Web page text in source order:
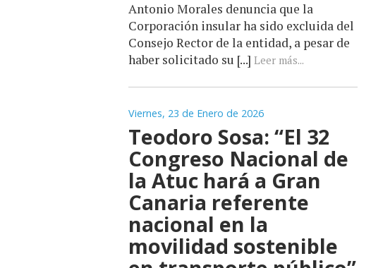
Antonio Morales denuncia que la
Corporación insular ha sido excluida del
Consejo Rector de la entidad, a pesar de
haber solicitado su [...] Leer más...
Viernes, 23 de Enero de 2026
Teodoro Sosa: “El 32
Congreso Nacional de
la Atuc hará a Gran
Canaria referente
nacional en la
movilidad sostenible